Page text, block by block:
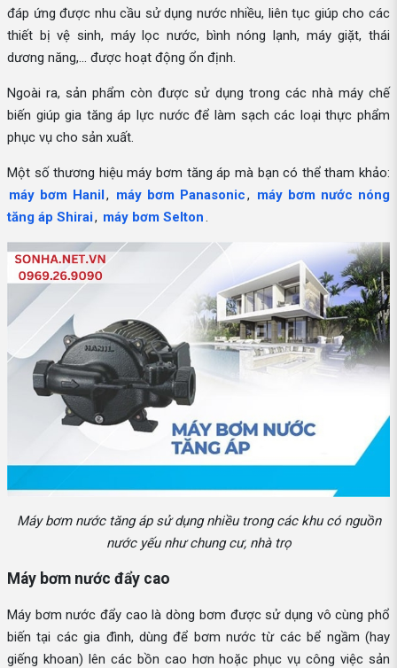
đáp ứng được nhu cầu sử dụng nước nhiều, liên tục giúp cho các
thiết bị vệ sinh, máy lọc nước, bình nóng lạnh, máy giặt, thái
dương năng,... được hoạt động ổn định.
Ngoài ra, sản phẩm còn được sử dụng trong các nhà máy chế
biến giúp gia tăng áp lực nước để làm sạch các loại thực phẩm
phục vụ cho sản xuất.
Một số thương hiệu máy bơm tăng áp mà bạn có thể tham khảo:
máy bơm Hanil, máy bơm Panasonic, máy bơm nước nóng
tăng áp Shirai, máy bơm Selton.
Máy bơm nước tăng áp sử dụng nhiều trong các khu có nguồn
nước yếu như chung cư, nhà trọ
Máy bơm nước đẩy cao
Máy bơm nước đẩy cao là dòng bơm được sử dụng vô cùng phổ
biến tại các gia đình, dùng để bơm nước từ các bể ngầm (hay
giếng khoan) lên các bồn cao hơn hoặc phục vụ công việc sản